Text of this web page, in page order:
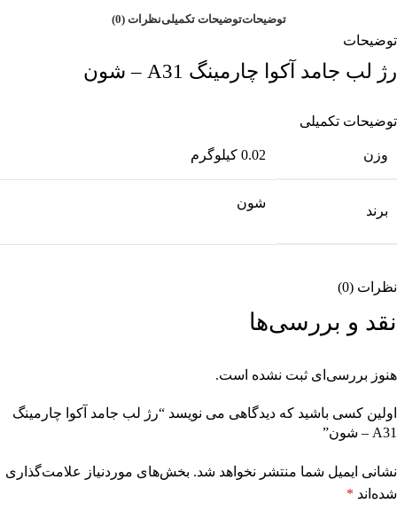
توضیحاتتوضیحات تکمیلینظرات (0)
توضیحات
رژ لب جامد آکوا چارمینگ A31 – شون
توضیحات تکمیلی
وزن 0.02 کیلوگرم
برند
شون
نظرات (0)
نقد و بررسی‌ها
هنوز بررسی‌ای ثبت نشده است.
اولین کسی باشید که دیدگاهی می نویسد “رژ لب جامد آکوا چارمینگ
A31 – شون”
نشانی ایمیل شما منتشر نخواهد شد. بخش‌های موردنیاز علامت‌گذاری
شده‌اند *